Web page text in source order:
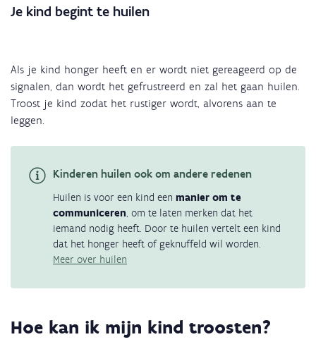
Je kind begint te huilen
Als je kind honger heeft en er wordt niet gereageerd op de
signalen, dan wordt het gefrustreerd en zal het gaan huilen.
Troost je kind zodat het rustiger wordt, alvorens aan te
leggen.
Kinderen huilen ook om andere redenen
Huilen is voor een kind een manier om te
communiceren, om te laten merken dat het
iemand nodig heeft. Door te huilen vertelt een kind
dat het honger heeft of geknuffeld wil worden.
Meer over huilen
Hoe kan ik mijn kind troosten?